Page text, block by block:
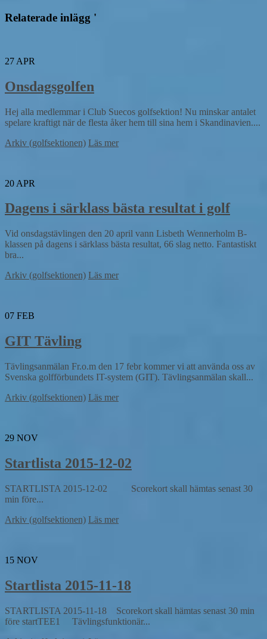
Relaterade inlägg '
27 APR
Onsdagsgolfen
Hej alla medlemmar i Club Suecos golfsektion! Nu minskar antalet
spelare kraftigt när de flesta åker hem till sina hem i Skandinavien....
Arkiv (golfsektionen) Läs mer
20 APR
Dagens i särklass bästa resultat i golf
Vid onsdagstävlingen den 20 april vann Lisbeth Wennerholm B-
klassen på dagens i särklass bästa resultat, 66 slag netto. Fantastiskt
bra...
Arkiv (golfsektionen) Läs mer
07 FEB
GIT Tävling
Tävlingsanmälan Fr.o.m den 17 febr kommer vi att använda oss av
Svenska golfförbundets IT-system (GIT). Tävlingsanmälan skall...
Arkiv (golfsektionen) Läs mer
29 NOV
Startlista 2015-12-02
STARTLISTA 2015-12-02 Scorekort skall hämtas senast 30
min före...
Arkiv (golfsektionen) Läs mer
15 NOV
Startlista 2015-11-18
STARTLISTA 2015-11-18 Scorekort skall hämtas senast 30 min
före startTEE1 Tävlingsfunktionär...